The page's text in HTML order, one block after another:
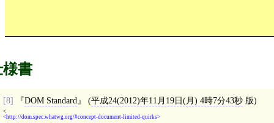
書
[8] DOM Standard (平成24(2012)年11月19日(月) 4時7分43秒版)
<
http://dom.spec.whatwg.org/#concept-document-limited-quirks